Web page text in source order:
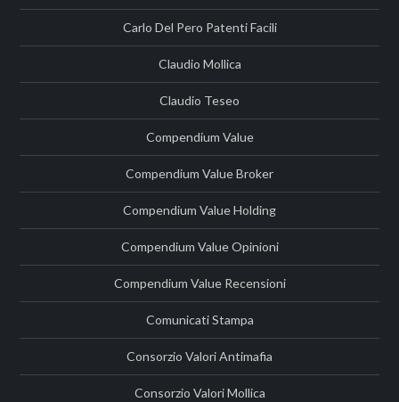
Carlo Del Pero Patenti Facili
Claudio Mollica
Claudio Teseo
Compendium Value
Compendium Value Broker
Compendium Value Holding
Compendium Value Opinioni
Compendium Value Recensioni
Comunicati Stampa
Consorzio Valori Antimafia
Consorzio Valori Mollica